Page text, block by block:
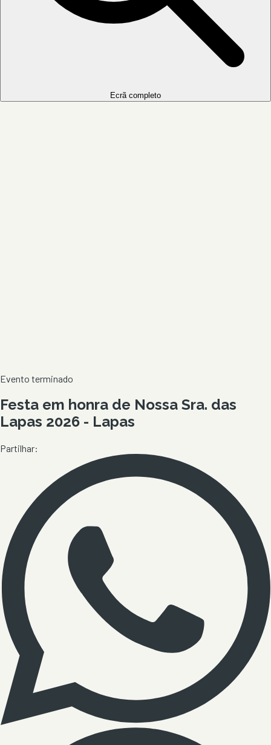
Ecrã completo
Evento terminado
Festa em honra de Nossa Sra. das
Lapas 2026 - Lapas
Partilhar: